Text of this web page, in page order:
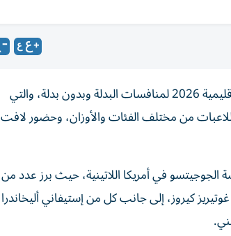
اختتمت رابطة أبوظبي لمحترفي الجوجيتسو بنجاح منافسات بطولة جنوب الإكوادور الإقليمية 2026 لمنافسات البدلة وبدون بدلة، والتي
من مختلف الفئات والأوزان، وحضور لافت
في أمريكا اللاتينية، حيث برز عدد من
كيروز، إلى جانب كل من إستيفاني أليخاندرا